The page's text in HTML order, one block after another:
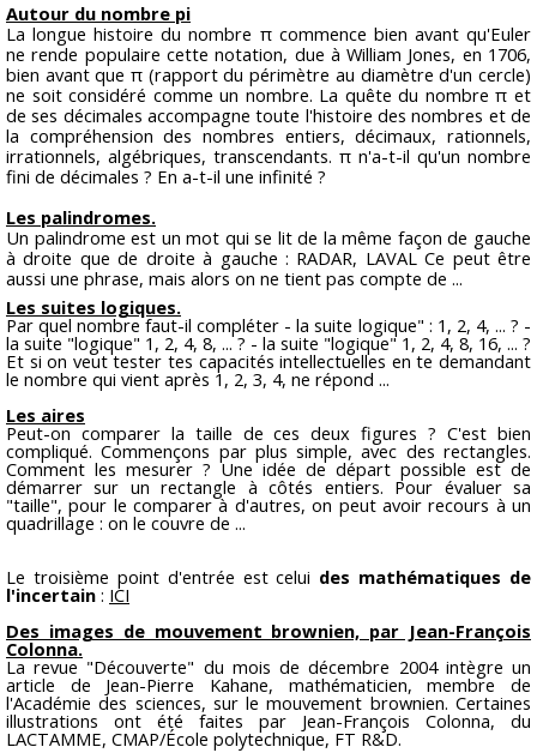
Autour du nombre pi
La longue histoire du nombre π commence bien avant qu'Euler
ne rende populaire cette notation, due à William Jones, en 1706,
bien avant que π (rapport du périmètre au diamètre d'un cercle)
ne soit considéré comme un nombre. La quête du nombre π et
de ses décimales accompagne toute l'histoire des nombres et de
la compréhension des nombres entiers, décimaux, rationnels,
irrationnels, algébriques, transcendants. π n'a-t-il qu'un nombre
fini de décimales ? En a-t-il une infinité ?
Les palindromes.
Un palindrome est un mot qui se lit de la même façon de gauche
à droite que de droite à gauche : RADAR, LAVAL Ce peut être
aussi une phrase, mais alors on ne tient pas compte de ...
Les suites logiques.
Par quel nombre faut-il compléter - la suite logique" : 1, 2, 4, ... ? -
la suite "logique" 1, 2, 4, 8, ... ? - la suite "logique" 1, 2, 4, 8, 16, ... ?
Et si on veut tester tes capacités intellectuelles en te demandant
le nombre qui vient après 1, 2, 3, 4, ne répond ...
Les aires
Peut-on comparer la taille de ces deux figures ? C'est bien
compliqué. Commençons par plus simple, avec des rectangles.
Comment les mesurer ? Une idée de départ possible est de
démarrer sur un rectangle à côtés entiers. Pour évaluer sa
"taille", pour le comparer à d'autres, on peut avoir recours à un
quadrillage : on le couvre de ...
Le troisième point d'entrée est celui des mathématiques de
l'incertain : ICI
Des images de mouvement brownien, par Jean-François
Colonna.
La revue "Découverte" du mois de décembre 2004 intègre un
article de Jean-Pierre Kahane, mathématicien, membre de
l'Académie des sciences, sur le mouvement brownien. Certaines
illustrations ont été faites par Jean-François Colonna, du
LACTAMME, CMAP/École polytechnique, FT R&D.